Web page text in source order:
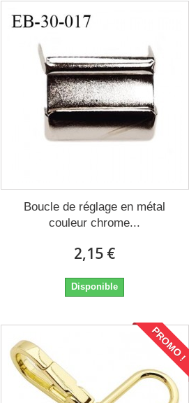
Boucle de réglage en métal
couleur chrome...
2,15 €
Disponible
PROMO !